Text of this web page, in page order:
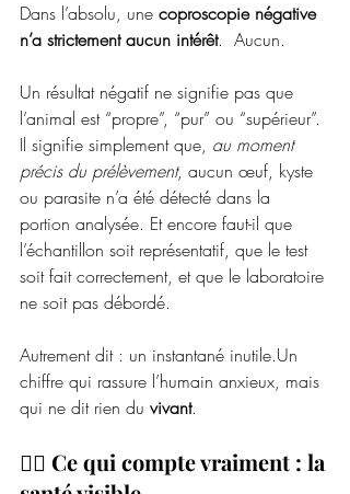
Dans l’absolu, une coproscopie négative
n’a strictement aucun intérêt.  Aucun.
Un résultat négatif ne signifie pas que
l’animal est “propre”, “pur” ou “supérieur”.
Il signifie simplement que, au moment
précis du prélèvement, aucun œuf, kyste
ou parasite n’a été détecté dans la
portion analysée. Et encore faut-il que
l’échantillon soit représentatif, que le test
soit fait correctement, et que le laboratoire
ne soit pas débordé.
Autrement dit : un instantané inutile.Un
chiffre qui rassure l’humain anxieux, mais
qui ne dit rien du vivant.
🧘‍♀️ Ce qui compte vraiment : la